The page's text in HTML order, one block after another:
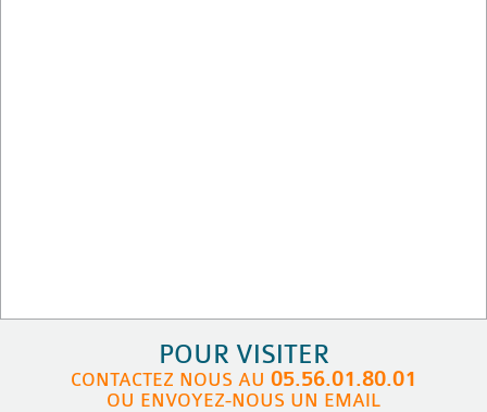
POUR VISITER
CONTACTEZ NOUS AU 05.56.01.80.01
OU ENVOYEZ-NOUS UN EMAIL